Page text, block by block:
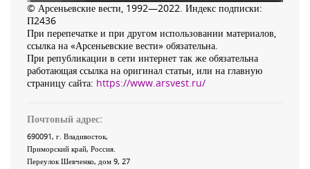
© Арсеньевские вести, 1992—2022. Индекс подписки:
П2436
При перепечатке и при другом использовании материалов,
ссылка на «Арсеньевские вести» обязательна.
При републикации в сети интернет так же обязательна
работающая ссылка на оригинал статьи, или на главную
страницу сайта: https://www.arsvest.ru/
Почтовый адрес:
690091, г. Владивосток,
Приморский край, Россия
Переулок Шевченко, дом 9, 27